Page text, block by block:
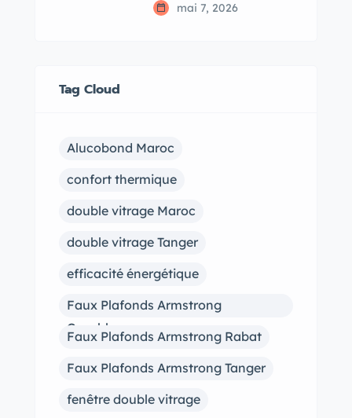
mai 7, 2026
Tag Cloud
Alucobond Maroc
confort thermique
double vitrage Maroc
double vitrage Tanger
efficacité énergétique
Faux Plafonds Armstrong
Casablanca
Faux Plafonds Armstrong Rabat
Faux Plafonds Armstrong Tanger
fenêtre double vitrage